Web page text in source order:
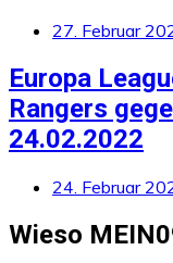
27. Februar
Europa
Rangers
24.02.2022
24. Februar
Wieso